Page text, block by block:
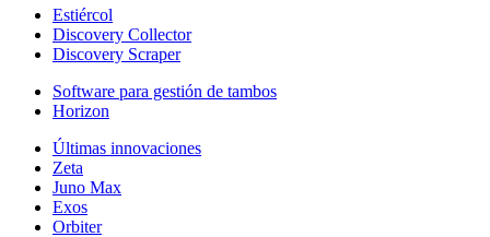
Estiércol
Discovery Collector
Discovery Scraper
Software para gestión de tambos
Horizon
Últimas innovaciones
Zeta
Juno Max
Exos
Orbiter